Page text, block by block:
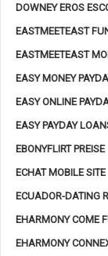
DOWNEY EROS
EASTMEETEAST
EASTMEETEAST
EASY MONEY
EASY ONLINE
EASY PAYDAY
EBONYFLIRT PREISE
ECHAT MOBILE SITE
ECUADOR-DATING
EHARMONY COME
EHARMONY